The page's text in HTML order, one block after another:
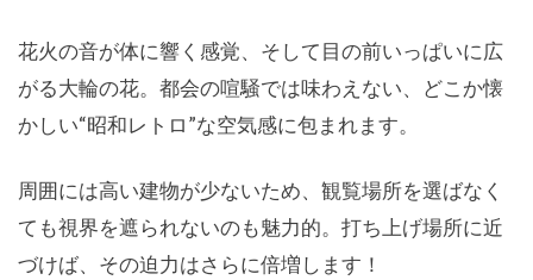
花火の音が体に響く感覚、そして目の前いっぱいに広
がる大輪の花。都会の喧騒では味わえない、どこか懐
かしい“昭和レトロ”な空気感に包まれます。
周囲には高い建物が少ないため、観覧場所を選ばなく
ても視界を遮られないのも魅力的。打ち上げ場所に近
づけば、その迫力はさらに倍増します！